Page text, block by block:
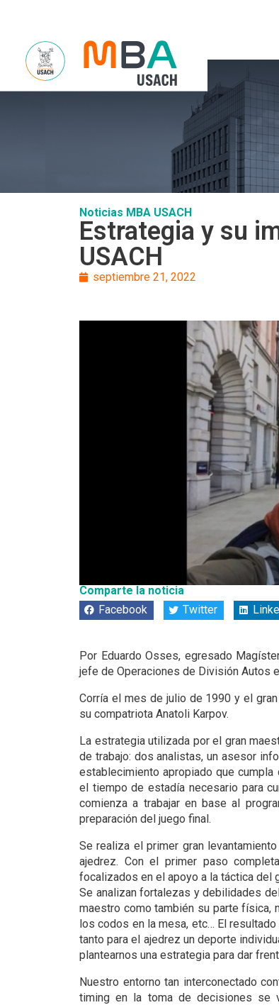
Noticias MBA USACH
Estrategia y su
USACH
septiembre 21, 2022
Comparte la noticia
Facebook
Twitter
Por Eduardo Osses, egresado
jefe de Operaciones de División Autos
Corría el mes de julio de 1990 y el
su compatriota Anatoli Karpov.
La estrategia utilizada por el gran
de trabajo: dos analistas, un asesor
establecimiento apropiado que
el tiempo de estadía necesario para
comienza a trabajar en base al
preparación del juego final.
Se realiza el primer gran
ajedrez. Con el primer paso
focalizados en el apoyo a la táctica del
Se analizan fortalezas y debilidades
maestro como también su parte física,
los codos en la mesa, etc… El
tanto para el ajedrez un deporte
plantearnos una estrategia para dar
Nuestro entorno tan interconectado
timing en la toma de decisiones se